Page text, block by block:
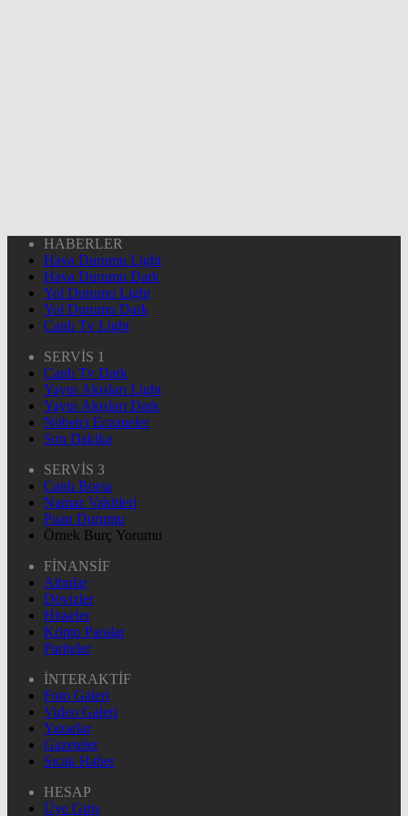
HABERLER
Hava Durumu Light
Hava Durumu Dark
Yol Durumu Light
Yol Durumu Dark
Canlı Tv Light
SERVİS 1
Canlı Tv Dark
Yayın Akışları Light
Yayın Akışları Dark
Nöbetçi Eczaneler
Son Dakika
SERVİS 3
Canlı Borsa
Namaz Vakitleri
Puan Durumu
Örnek Burç Yorumu
FİNANSİF
Altınlar
Dövizler
Hisseler
Kripto Paralar
Pariteler
İNTERAKTİF
Foto Galeri
Video Galeri
Yazarlar
Gazeteler
Sıcak Haber
HESAP
Üye Giriş